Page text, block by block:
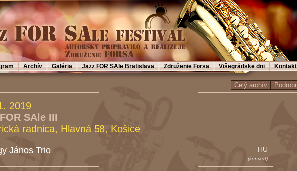
Archív Galéria Jazz FOR SAle Bratislava Združenie Forsa Višegrádske dni Kontakt
2019
SAle III
radnica, Hlavná 58, Košice
János Trio HU
(koncert)